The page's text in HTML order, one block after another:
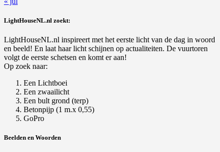
LightHouseNL.nl zoekt:
LightHouseNL.nl inspireert met het eerste licht van de dag in woord
en beeld! En laat haar licht schijnen op actualiteiten. De vuurtoren
volgt de eerste schetsen en komt er aan!
Op zoek naar:
Een Lichtboei
Een zwaailicht
Een bult grond (terp)
Betonpijp (1 m.x 0,55)
GoPro
Beelden en Woorden